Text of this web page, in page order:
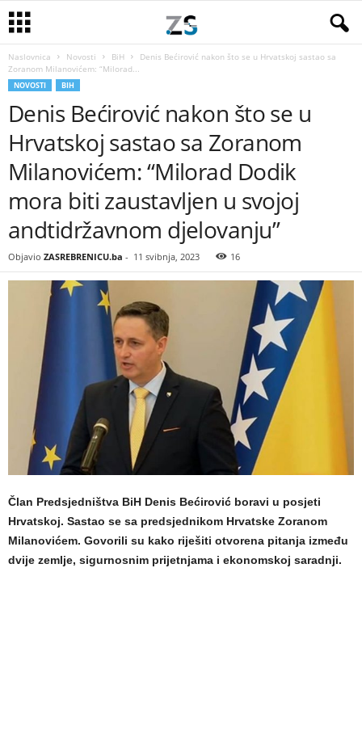
Naslovnica Novosti BiH
Denis Bećirović nakon što se u Hrvatskoj sastao sa
Zoranom Milanovićem: “Milorad...
NOVOSTI BIH
Denis Bećirović nakon što se u
Hrvatskoj sastao sa Zoranom
Milanovićem: “Milorad Dodik
mora biti zaustavljen u svojoj
andtidržavnom djelovanju”
Objavio ZASREBRENICU.ba - 11 svibnja, 2023 16
Član Predsjedništva BiH Denis Bećirović boravi u posjeti
Hrvatskoj. Sastao se sa predsjednikom Hrvatske Zoranom
Milanovićem. Govorili su kako riješiti otvorena pitanja između
dvije zemlje, sigurnosnim prijetnjama i ekonomskoj saradnji.